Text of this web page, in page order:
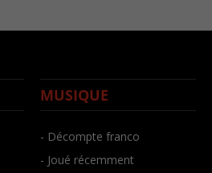
MUSIQUE
- Décompte franco
- Joué récemment